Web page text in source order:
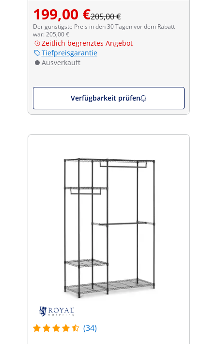
199,00 €205,00 €
Der günstigste Preis in den 30 Tagen vor dem Rabatt
war: 205,00 €
Zeitlich begrenztes Angebot
Tiefpreisgarantie
Ausverkauft
Verfügbarkeit prüfen
(34)